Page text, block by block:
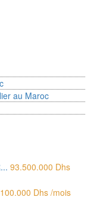
au Maroc
93.500.000 Dhs
100.000 Dhs /mois